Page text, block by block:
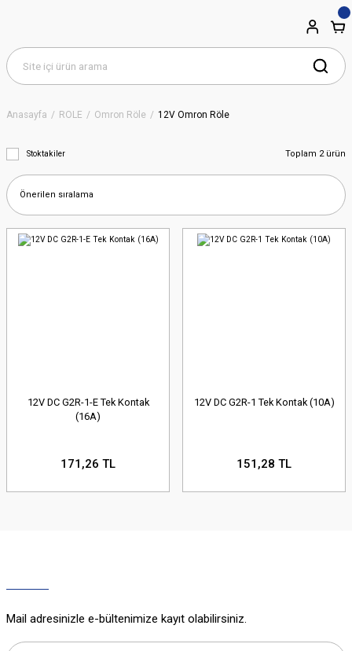
Anasayfa RÖLE Omron Röle 12V Omron Röle
Stoktakiler Toplam 2 ürün
12V DC G2R-1-E Tek Kontak
(16A)
171,26 TL
12V DC G2R-1 Tek Kontak (10A)
151,28 TL
Mail adresinizle e-bültenimize kayıt olabilirsiniz.